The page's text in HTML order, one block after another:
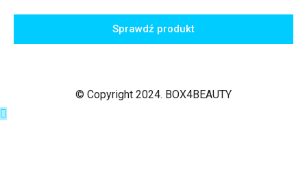
Sprawdź produkt
© Copyright 2024. BOX4BEAUTY